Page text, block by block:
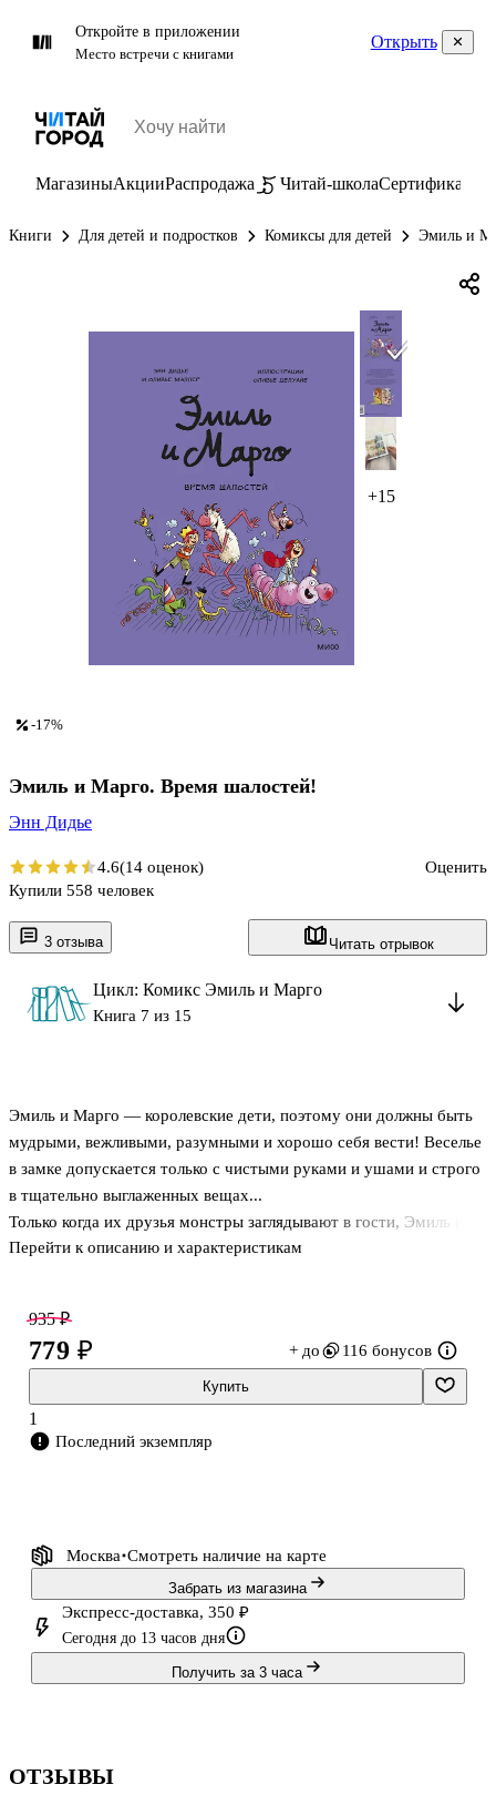
Откройте в приложении
Место встречи с книгами
Открыть
МагазиныАкцииРаспродажа Читай-школаСертификаты
Книги Для детей и подростков Комиксы для детей Эмиль и
+15
3 отзыва Читать отрывок
Цикл: Комикс Эмиль и Марго
Книга 7 из 15
Эмиль и Марго — королевские дети, поэтому они должны быть
мудрыми, вежливыми, разумными и хорошо себя вести! Веселье
в замке допускается только с чистыми руками и ушами и строго
в тщательно выглаженных вещах...
Только когда их друзья монстры заглядывают в гости, Эмиль и
Марго могут наконец-то повеселиться по-настоящему.
"Монстробургере" и даже посетить настоящий Монстросклад,
где есть все на свете для хаоса и бардака.
Ведь чтобы быть счастливым, нужно просто находить время для
шалостей!
О серии:
Перейти к описанию и характеристикам
-17%
Эмиль и Марго. Время шалостей!
Энн Дидье
4.6(14 оценок)
Оценить
Купили 558 человек
935 ₽
779 ₽ + до 116 бонусов
Купить
1
Последний экземпляр
Москва Смотреть наличие на карте
Забрать из магазина
Экспресс-доставка, 350 ₽
Сегодня до 13 часов дня
Получить за 3 часа
ОТЗЫВЫ